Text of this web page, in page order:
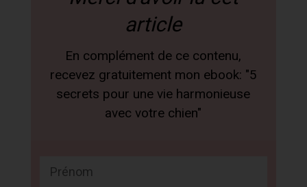
article
En complément de ce contenu,
recevez gratuitement mon ebook: "5
secrets pour une vie harmonieuse
avec votre chien"